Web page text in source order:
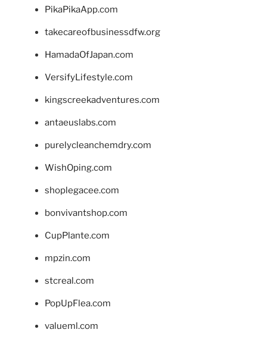
PikaPikaApp.com
takecareofbusinessdfw.org
HamadaOfJapan.com
VersifyLifestyle.com
kingscreekadventures.com
antaeuslabs.com
purelycleanchemdry.com
WishOping.com
shoplegacee.com
bonvivantshop.com
CupPlante.com
mpzin.com
stcreal.com
PopUpFlea.com
valueml.com